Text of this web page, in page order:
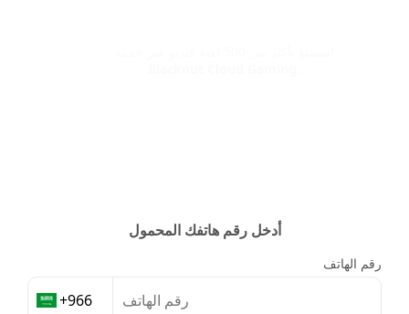
أدخل رقم هاتفك المحمول
رقم الهاتف